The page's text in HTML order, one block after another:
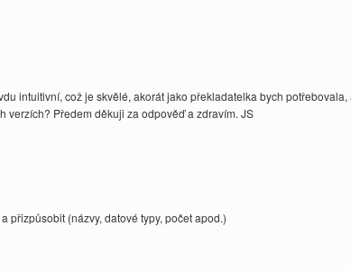
intuitivní, což je skvělé, akorát jako překladatelka bych
verzích? Předem děkuji za odpověď a zdravím. JS
přizpůsobit (názvy, datové typy, počet apod.)